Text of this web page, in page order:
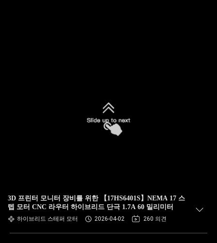
3D 프린터 모니터 장비를 위한 【17HS6401S】NEMA 17 스
텝 모터 CNC 라우터 하이브리드 단극 1.7A 60 밀리미터
하이브리드 스테퍼 모터 2026-04-02 260 의견